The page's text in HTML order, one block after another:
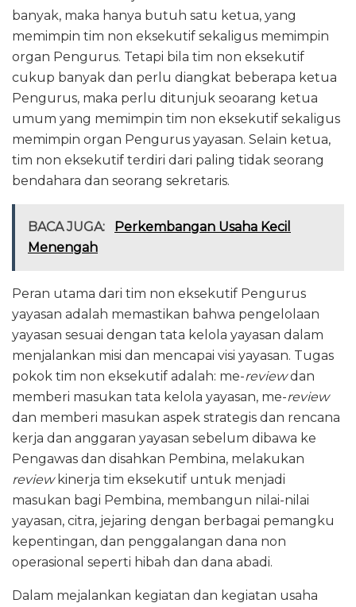
banyak, maka hanya butuh satu ketua, yang
memimpin tim non eksekutif sekaligus memimpin
organ Pengurus. Tetapi bila tim non eksekutif
cukup banyak dan perlu diangkat beberapa ketua
Pengurus, maka perlu ditunjuk seoarang ketua
umum yang memimpin tim non eksekutif sekaligus
memimpin organ Pengurus yayasan. Selain ketua,
tim non eksekutif terdiri dari paling tidak seorang
bendahara dan seorang sekretaris.
BACA JUGA:
Perkembangan Usaha Kecil
Menengah
Peran utama dari tim non eksekutif Pengurus
yayasan adalah memastikan bahwa pengelolaan
yayasan sesuai dengan tata kelola yayasan dalam
menjalankan misi dan mencapai visi yayasan. Tugas
pokok tim non eksekutif adalah: me-reviewdan
memberi masukan tata kelola yayasan, me-review
dan memberi masukan aspek strategis dan rencana
kerja dan anggaran yayasan sebelum dibawa ke
Pengawas dan disahkan Pembina, melakukan
reviewkinerja tim eksekutif untuk menjadi
masukan bagi Pembina, membangun nilai-nilai
yayasan, citra, jejaring dengan berbagai pemangku
kepentingan, dan penggalangan dana non
operasional seperti hibah dan dana abadi.
Dalam mejalankan kegiatan dan kegiatan usaha